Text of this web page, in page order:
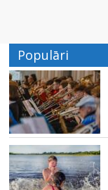
Populāri